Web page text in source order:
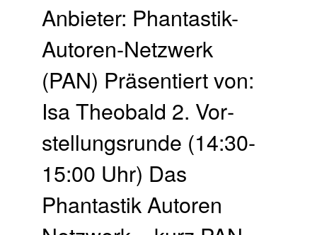
Anbieter: Phantastik-
Autoren-Netzwerk
(PAN) Präsentiert von:
Isa Theobald 2. Vor­
stellungs­runde (14:30-
15:00 Uhr) Das
Phantastik Autoren